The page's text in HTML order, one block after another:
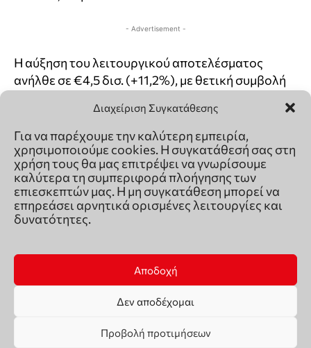
Διαχείριση Συγκατάθεσης
Για να παρέχουμε την καλύτερη εμπειρία,
χρησιμοποιούμε cookies. Η συγκατάθεσή σας στη
χρήση τους θα μας επιτρέψει να γνωρίσουμε
καλύτερα τη συμπεριφορά πλοήγησης των
επιεσκεπτών μας. Η μη συγκατάθεση μπορεί να
επηρεάσει αρνητικά ορισμένες λειτουργίες και
δυνατότητες.
Αποδοχή
Δεν αποδέχομαι
Προβολή προτιμήσεων